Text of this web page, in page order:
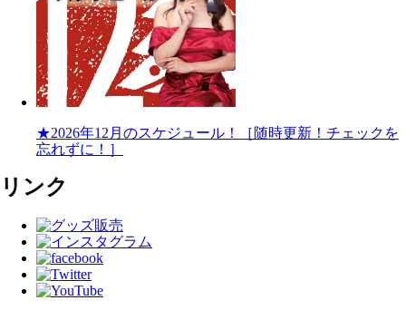
★2026年12月のスケジュール！［随時更新！チェックを
忘れずに！］
リンク